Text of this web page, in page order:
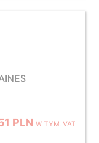
PLNW TYM. VAT